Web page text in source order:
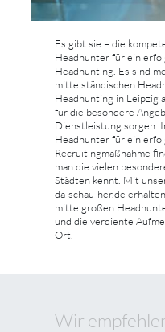
Es gibt sie – die
Headhunter für ein
Headhunting. Es sind
mittelständischen
Headhunting in Leipzig
für die besondere
Dienstleistung sorgen.
Headhunter für ein
Recruitingmaßnahme
man die vielen
Städten kennt. Mit
da-schau-her.de
mittelgroßen
und die verdiente
Ort.
Wir